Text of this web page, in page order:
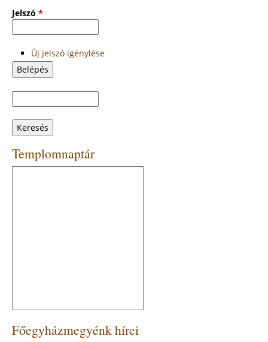
Jelszó *
Új jelszó igénylése
Keresés
űrlap
Templomnaptár
Főegyházmegyénk hírei